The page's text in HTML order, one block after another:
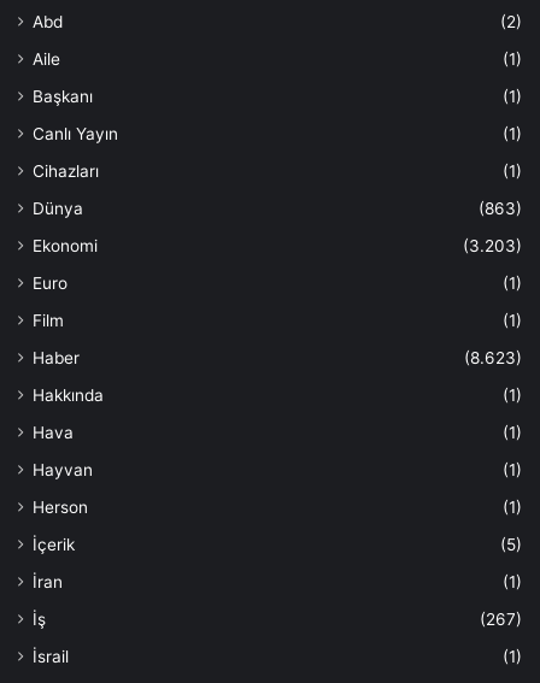
Abd
(2)
Aile
(1)
Başkanı
(1)
Canlı Yayın
(1)
Cihazları
(1)
Dünya
(863)
Ekonomi
(3.203)
Euro
(1)
Film
(1)
Haber
(8.623)
Hakkında
(1)
Hava
(1)
Hayvan
(1)
Herson
(1)
İçerik
(5)
İran
(1)
İş
(267)
İsrail
(1)